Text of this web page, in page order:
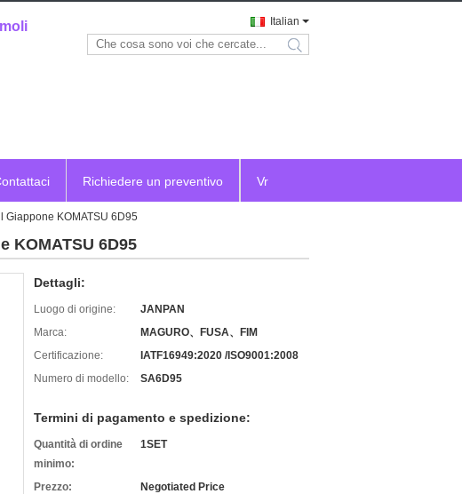
Italian
search
Richiedere un preventivo Vr
KOMATSU 6D95
KOMATSU 6D95
Dettagli:
Luogo di origine:
JANPAN
Marca:
MAGURO、FUSA、FIM
Certificazione:
IATF16949:2020 /ISO9001:2008
Numero di modello:
SA6D95
Termini di pagamento e spedizione:
Quantità di ordine
minimo:
1SET
Prezzo: Negotiated Price